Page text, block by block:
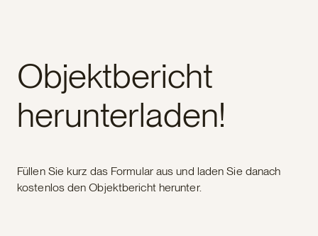
Objektbericht
herunterladen!
Füllen Sie kurz das Formular aus und laden Sie danach
kostenlos den Objektbericht herunter.